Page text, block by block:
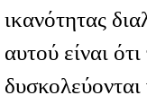
ικανότητας
αυτού είναι